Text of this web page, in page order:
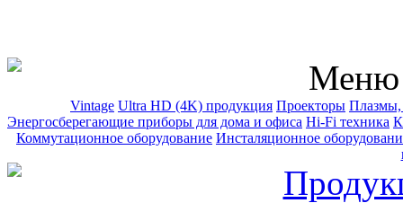
Меню
Vintage Ultra HD (4K) продукция Проекторы
Энергосберегающие приборы для дома и офиса Hi-Fi техника
Коммутационное оборудование Инсталяционное